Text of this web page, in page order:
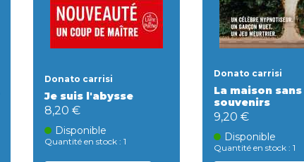
Donato carrisi
Je suis l'abysse
8,20 €
Disponible
Quantité en stock : 1
Donato carrisi
La maison sans
souvenirs
9,20 €
Disponible
Quantité en stock : 1